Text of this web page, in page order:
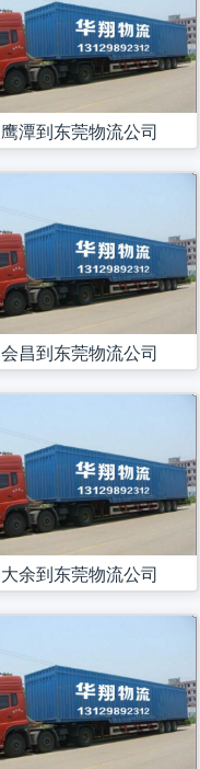
鹰潭到东莞物流公司
会昌到东莞物流公司
大余到东莞物流公司